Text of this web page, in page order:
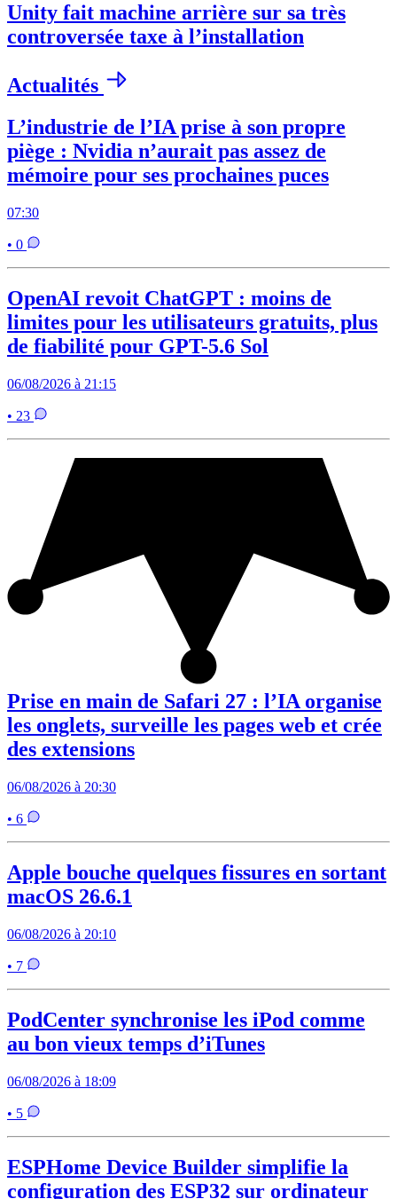
Unity fait machine arrière sur sa très
controversée taxe à l’installation
Actualités
L’industrie de l’IA prise à son propre
piège : Nvidia n’aurait pas assez de
mémoire pour ses prochaines puces
07:30
• 0
OpenAI revoit ChatGPT : moins de
limites pour les utilisateurs gratuits, plus
de fiabilité pour GPT-5.6 Sol
06/08/2026 à 21:15
• 23
Prise en main de Safari 27 : l’IA organise
les onglets, surveille les pages web et crée
des extensions
06/08/2026 à 20:30
• 6
Apple bouche quelques fissures en sortant
macOS 26.6.1
06/08/2026 à 20:10
• 7
PodCenter synchronise les iPod comme
au bon vieux temps d’iTunes
06/08/2026 à 18:09
• 5
ESPHome Device Builder simplifie la
configuration des ESP32 sur ordinateur